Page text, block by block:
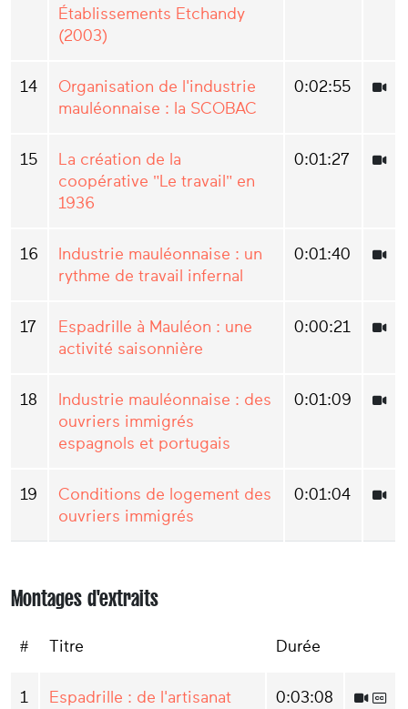
Établissements Etchandy
(2003)
14
Organisation de l'industrie
mauléonnaise : la SCOBAC
0:02:55
15
La création de la
coopérative "Le travail" en
1936
0:01:27
16
Industrie mauléonnaise : un
rythme de travail infernal
0:01:40
17
Espadrille à Mauléon : une
activité saisonnière
0:00:21
18
Industrie mauléonnaise : des
ouvriers immigrés
espagnols et portugais
0:01:09
19
Conditions de logement des
ouvriers immigrés
0:01:04
Montages d'extraits
# Titre Durée
1
Espadrille : de l'artisanat
0:03:08